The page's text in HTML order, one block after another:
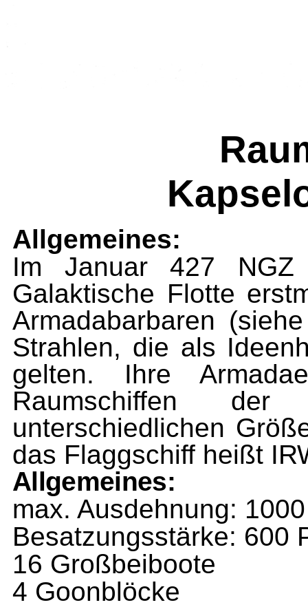
Allgemeines:
Im Januar 427
Galaktische Flotte
Armadabarbaren
Strahlen, die als
gelten. Ihre
Raumschiffen
unterschiedlichen
das Flaggschiff heißt
Allgemeines:
max. Ausdehnung:
Besatzungsstärke: 600
16 Großbeiboote
4 Goonblöcke